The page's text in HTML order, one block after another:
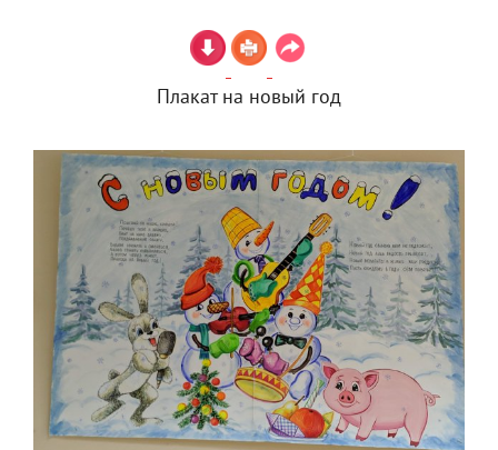
Плакат на новый год